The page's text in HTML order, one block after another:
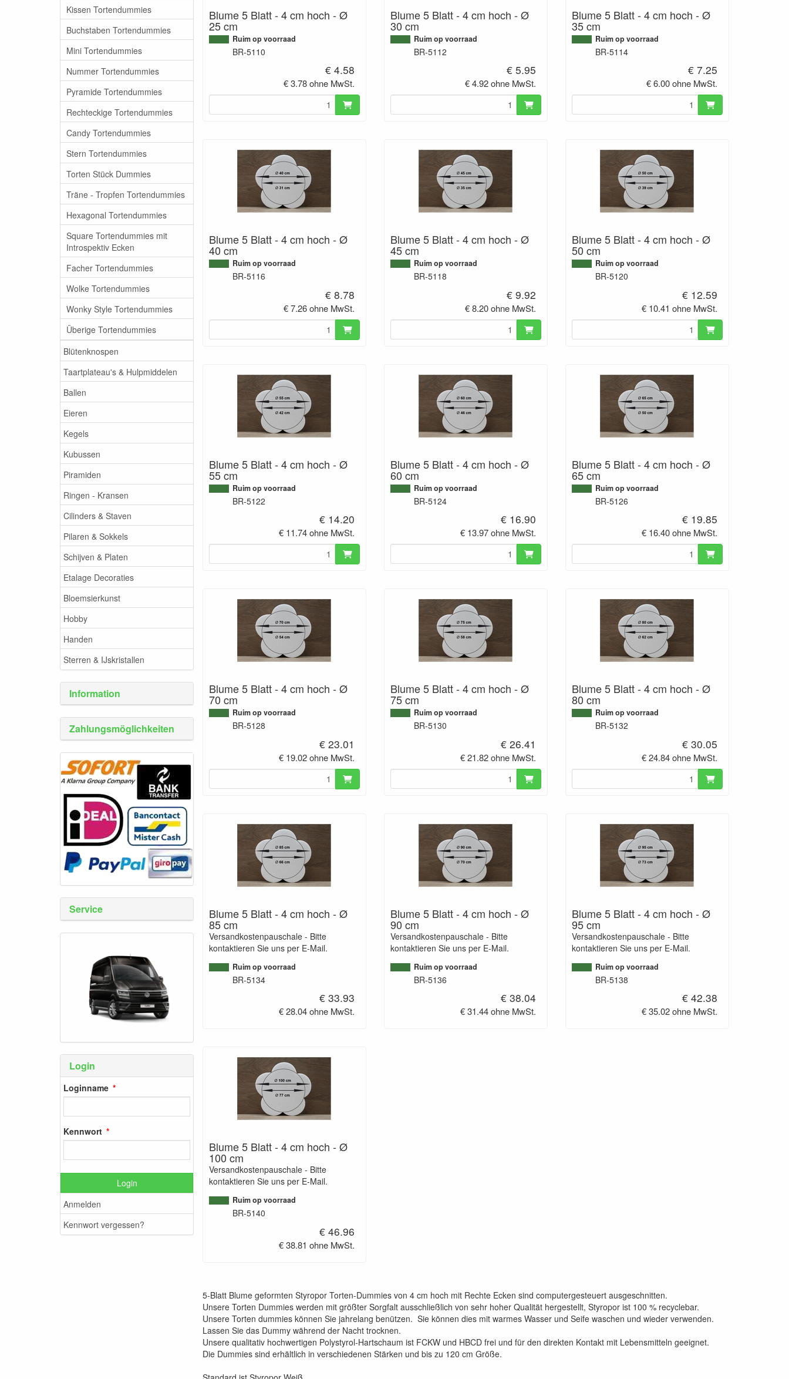
Kissen Tortendummies
Buchstaben Tortendummies
Mini Tortendummies
Nummer Tortendummies
Pyramide Tortendummies
Rechteckige Tortendummies
Candy Tortendummies
Stern Tortendummies
Torten Stück Dummies
Träne - Tropfen Tortendummies
Hexagonal Tortendummies
Square Tortendummies mit
Introspektiv Ecken
Facher Tortendummies
Wolke Tortendummies
Wonky Style Tortendummies
Überige Tortendummies
Blütenknospen
Taartplateau's & Hulpmiddelen
Ballen
Eieren
Kegels
Kubussen
Piramiden
Ringen - Kransen
Cilinders & Staven
Pilaren & Sokkels
Schijven & Platen
Etalage Decoraties
Bloemsierkunst
Hobby
Handen
Sterren & IJskristallen
Information
Zahlungsmöglichkeiten
Service
Login
Loginname
Kennwort
Login
Anmelden
Kennwort vergessen?
Blume 5 Blatt - 4 cm hoch - Ø
25 cm
Ruim op voorraad
BR-5110
€ 4.58
€ 3.78 ohne MwSt.
Blume 5 Blatt - 4 cm hoch - Ø
30 cm
Ruim op voorraad
BR-5112
€ 5.95
€ 4.92 ohne MwSt.
Blume 5 Blatt - 4 cm hoch - Ø
35 cm
Ruim op voorraad
BR-5114
€ 7.25
€ 6.00 ohne MwSt.
Blume 5 Blatt - 4 cm hoch - Ø
40 cm
Ruim op voorraad
BR-5116
€ 8.78
€ 7.26 ohne MwSt.
Blume 5 Blatt - 4 cm hoch - Ø
45 cm
Ruim op voorraad
BR-5118
€ 9.92
€ 8.20 ohne MwSt.
Blume 5 Blatt - 4 cm hoch - Ø
50 cm
Ruim op voorraad
BR-5120
€ 12.59
€ 10.41 ohne MwSt.
Blume 5 Blatt - 4 cm hoch - Ø
55 cm
Ruim op voorraad
BR-5122
€ 14.20
€ 11.74 ohne MwSt.
Blume 5 Blatt - 4 cm hoch - Ø
60 cm
Ruim op voorraad
BR-5124
€ 16.90
€ 13.97 ohne MwSt.
Blume 5 Blatt - 4 cm hoch - Ø
65 cm
Ruim op voorraad
BR-5126
€ 19.85
€ 16.40 ohne MwSt.
Blume 5 Blatt - 4 cm hoch - Ø
70 cm
Ruim op voorraad
BR-5128
€ 23.01
€ 19.02 ohne MwSt.
Blume 5 Blatt - 4 cm hoch - Ø
75 cm
Ruim op voorraad
BR-5130
€ 26.41
€ 21.82 ohne MwSt.
Blume 5 Blatt - 4 cm hoch - Ø
80 cm
Ruim op voorraad
BR-5132
€ 30.05
€ 24.84 ohne MwSt.
Blume 5 Blatt - 4 cm hoch - Ø
85 cm
Versandkostenpauschale - Bitte
kontaktieren Sie uns per E-Mail.
Ruim op voorraad
BR-5134
€ 33.93
€ 28.04 ohne MwSt.
Blume 5 Blatt - 4 cm hoch - Ø
90 cm
Versandkostenpauschale - Bitte
kontaktieren Sie uns per E-Mail.
Ruim op voorraad
BR-5136
€ 38.04
€ 31.44 ohne MwSt.
Blume 5 Blatt - 4 cm hoch - Ø
95 cm
Versandkostenpauschale - Bitte
kontaktieren Sie uns per E-Mail.
Ruim op voorraad
BR-5138
€ 42.38
€ 35.02 ohne MwSt.
Blume 5 Blatt - 4 cm hoch - Ø
100 cm
Versandkostenpauschale - Bitte
kontaktieren Sie uns per E-Mail.
Ruim op voorraad
BR-5140
€ 46.96
€ 38.81 ohne MwSt.
5-Blatt Blume geformten Styropor Torten-Dummies von 4 cm hoch mit Rechte Ecken sind computergesteuert ausgeschnitten.
Unsere Torten Dummies werden mit größter Sorgfalt ausschließlich von sehr hoher Qualität hergestellt, Styropor ist 100 % recyclebar.
Unsere Torten dummies können Sie jahrelang benützen. Sie können dies mit warmes Wasser und Seife waschen und wieder verwenden.
Lassen Sie das Dummy während der Nacht trocknen.
Unsere qualitativ hochwertigen Polystyrol-Hartschaum ist FCKW und HBCD frei und für den direkten Kontakt mit Lebensmitteln geeignet.
Die Dummies sind erhältlich in verschiedenen Stärken und bis zu 120 cm Größe.